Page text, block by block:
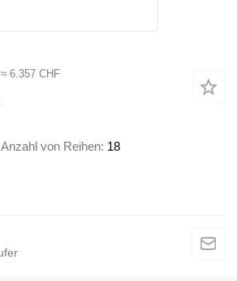
≈ 6.357 CHF
Anzahl von Reihen 18